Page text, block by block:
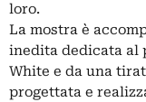
loro.
La mostra è
inedita dedicata al
White e da una
progettata e